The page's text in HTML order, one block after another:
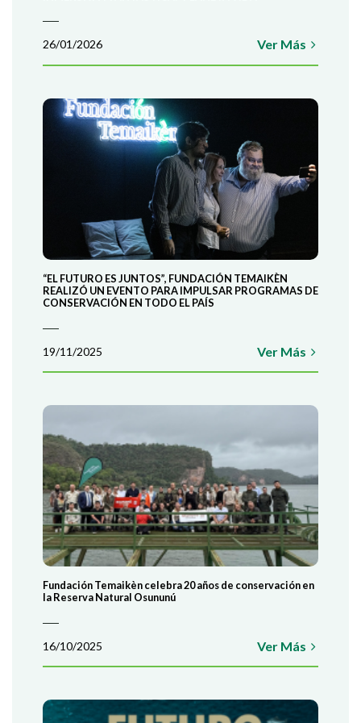
26/01/2026 Ver Más
“EL FUTURO ES JUNTOS”, FUNDACIÓN TEMAIKÈN
REALIZÓ UN EVENTO PARA IMPULSAR PROGRAMAS DE
CONSERVACIÓN EN TODO EL PAÍS
19/11/2025 Ver Más
Fundación Temaikèn celebra 20 años de conservación en
la Reserva Natural Osununú
16/10/2025 Ver Más